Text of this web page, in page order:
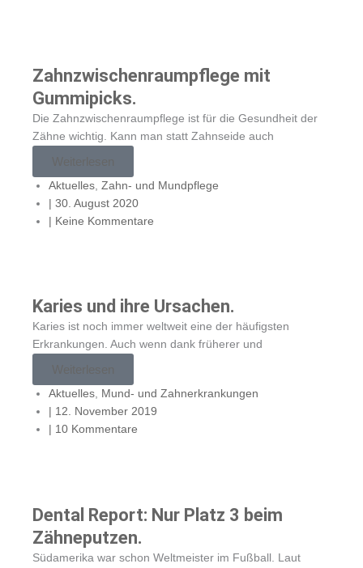
Zahnzwischenraumpflege mit
Gummipicks.
Die Zahnzwischenraumpflege ist für die Gesundheit der
Zähne wichtig. Kann man statt Zahnseide auch
Weiterlesen
Aktuelles Zahn- und Mundpflege
| 30. August 2020
| Keine Kommentare
Karies und ihre Ursachen.
Karies ist noch immer weltweit eine der häufigsten
Erkrankungen. Auch wenn dank früherer und
Weiterlesen
Aktuelles, Mund- und Zahnerkrankungen
12. November 2019
10 Kommentare
Dental Report: Nur Platz 3 beim
Zähneputzen.
Südamerika war schon Weltmeister im Fußball. Laut